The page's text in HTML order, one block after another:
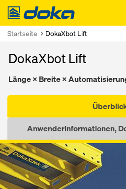
Doka
Startseite DokaXbot Lift
DokaXbot Lift
Länge × Breite ×
Anwenderinformationen,